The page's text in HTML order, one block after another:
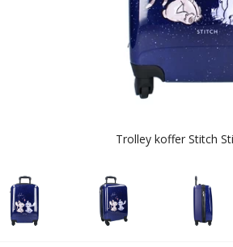
Trolley koffer Stitch